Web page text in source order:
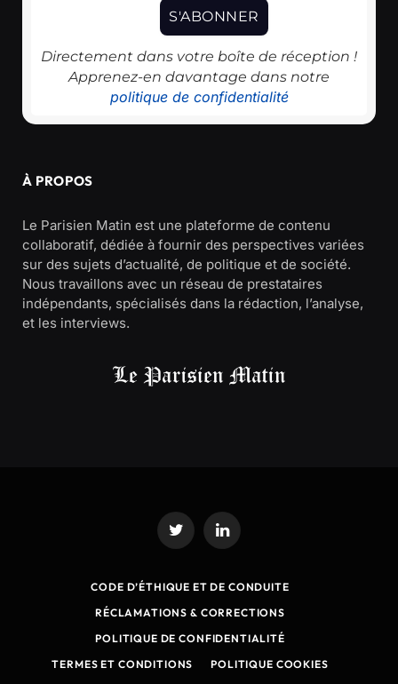
Directement dans votre boîte de réception !
Apprenez-en davantage dans notre
politique de confidentialité
À PROPOS
Le Parisien Matin est une plateforme de contenu
collaboratif, dédiée à fournir des perspectives variées
sur des sujets d’actualité, de politique et de société.
Nous travaillons avec un réseau de prestataires
indépendants, spécialisés dans la rédaction, l’analyse,
et les interviews.
Twitter LinkedIn
CODE D’ÉTHIQUE ET DE CONDUITE
RÉCLAMATIONS & CORRECTIONS
POLITIQUE DE CONFIDENTIALITÉ
TERMES ET CONDITIONS
POLITIQUE COOKIES